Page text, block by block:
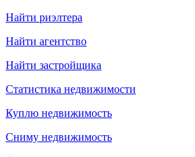
Найти риэлтера
Найти агентство
Найти застройщика
Статистика недвижимости
Куплю недвижимость
Сниму недвижимость